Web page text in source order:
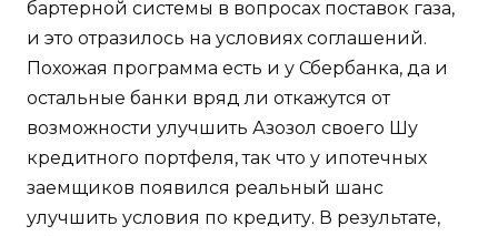
бартерной системы в вопросах поставок газа,
и это отразилось на условиях соглашений.
Похожая программа есть и у Сбербанка, да и
остальные банки вряд ли откажутся от
возможности улучшить Азозол своего Шу
кредитного портфеля, так что у ипотечных
заемщиков появился реальный шанс
улучшить условия по кредиту. В результате,